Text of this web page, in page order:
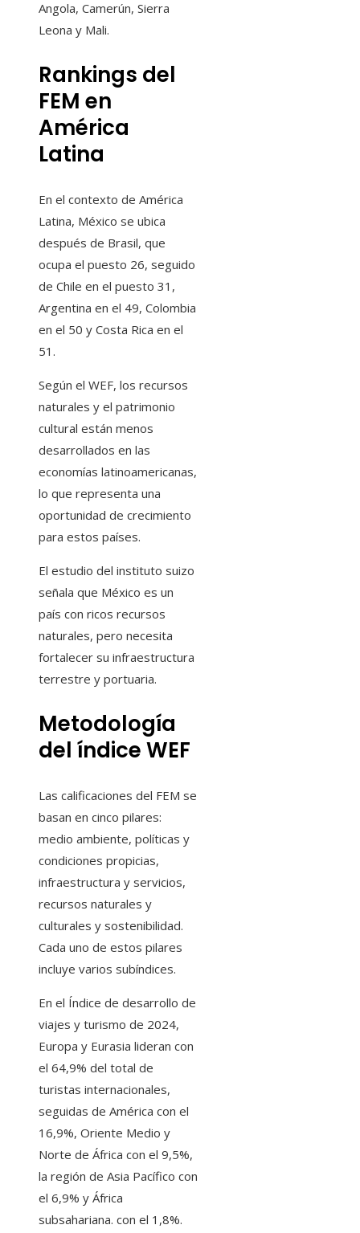
Angola, Camerún, Sierra
Leona y Mali.
Rankings del
FEM en
América
Latina
En el contexto de América
Latina, México se ubica
después de Brasil, que
ocupa el puesto 26, seguido
de Chile en el puesto 31,
Argentina en el 49, Colombia
en el 50 y Costa Rica en el
51.
Según el WEF, los recursos
naturales y el patrimonio
cultural están menos
desarrollados en las
economías latinoamericanas,
lo que representa una
oportunidad de crecimiento
para estos países.
El estudio del instituto suizo
señala que México es un
país con ricos recursos
naturales, pero necesita
fortalecer su infraestructura
terrestre y portuaria.
Metodología
del índice WEF
Las calificaciones del FEM se
basan en cinco pilares:
medio ambiente, políticas y
condiciones propicias,
infraestructura y servicios,
recursos naturales y
culturales y sostenibilidad.
Cada uno de estos pilares
incluye varios subíndices.
En el Índice de desarrollo de
viajes y turismo de 2024,
Europa y Eurasia lideran con
el 64,9% del total de
turistas internacionales,
seguidas de América con el
16,9%, Oriente Medio y
Norte de África con el 9,5%,
la región de Asia Pacífico con
el 6,9% y África
subsahariana. con el 1,8%.